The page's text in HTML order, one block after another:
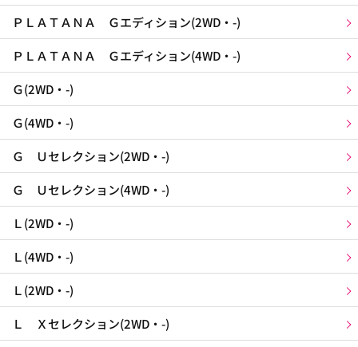
ＰＬＡＴＡＮＡ Ｇエディション(2WD・-)
ＰＬＡＴＡＮＡ Ｇエディション(4WD・-)
Ｇ(2WD・-)
Ｇ(4WD・-)
Ｇ Ｕセレクション(2WD・-)
Ｇ Ｕセレクション(4WD・-)
Ｌ(2WD・-)
Ｌ(4WD・-)
Ｌ(2WD・-)
Ｌ Ｘセレクション(2WD・-)